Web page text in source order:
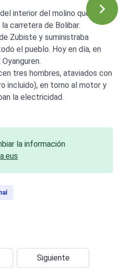
interior del molino que se
carretera de Bolibar.
Zubiste y suministraba
el pueblo. Hoy en día, en
tres hombres, ataviados con
incluido), en torno al motor y
la electricidad.
la información
Siguiente